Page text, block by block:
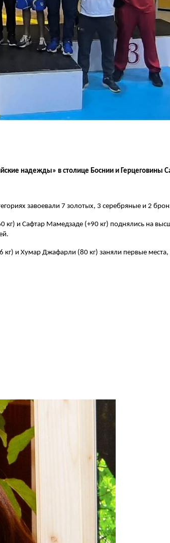
надежды» в столице Боснии и Герцеговины
завоевали 7 золотых, 3 серебряные и 2
и Сафтар Мамедзаде (+90 кг) поднялись на
кг) и Хумар Джафарли (80 кг) заняли первые